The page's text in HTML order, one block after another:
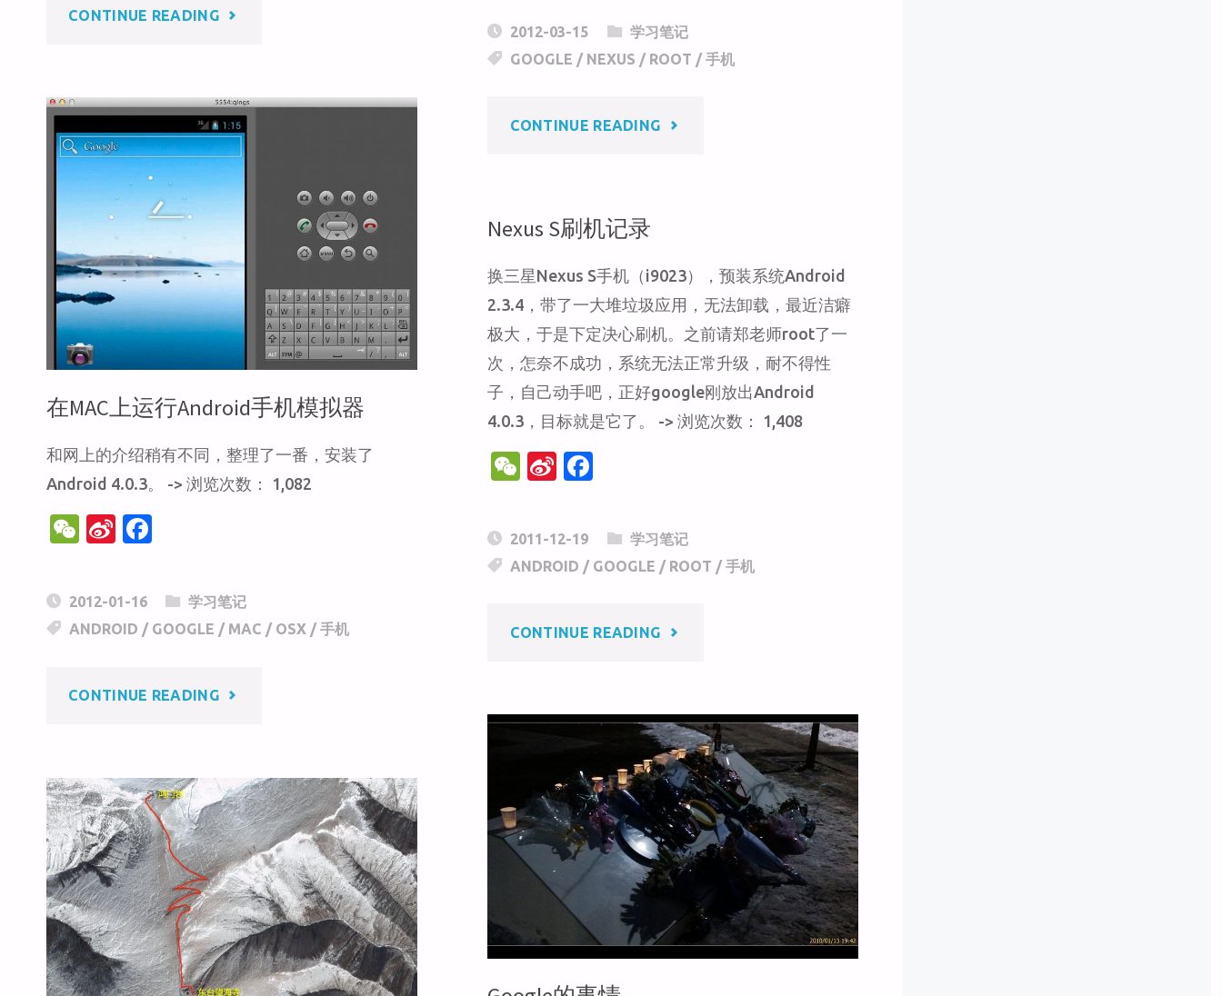
幕
像"
o o
CONTINUE READING"GOOGLE
DESKTOP
应
h
at
W
ei
o
c
e
b
o
2012-03-15
学习笔记
GOOGLE / NEXUS / ROOT /手机
CONTINUE READING "NEXUS
ROOT
记
录"
在MAC上运行Android手机模拟器
和网上的介绍稍有不同，整理了一番，安装了
Android 4.0.3。 -> 浏览次数： 1,082
W
C
h
at
Si
a
W
ei
o
c
e
b
o
2012-01-16
学习笔记
ANDROID / GOOGLE / MAC / OSX/ 手机
CONTINUE READING"在
上
运
行
ANDROID
手
Nexus S刷机记录
换三星Nexus S手机（i9023），预装系统Android
2.3.4，带了一大堆垃圾应用，无法卸载，最近洁癖
极大，于是下定决心刷机。之前请郑老师root了一
次，怎奈不成功，系统无法正常升级，耐不得性
子，自己动手吧，正好google刚放出Android
4.0.3，目标就是它了。 -> 浏览次数： 1,408
W
C
h
at
Si
a
W
ei
o
c
e
b
o
2011-12-19
学习笔记
ANDROID / GOOGLE / ROOT /手机
CONTINUE READING "NEXUS
刷
机
记
录"